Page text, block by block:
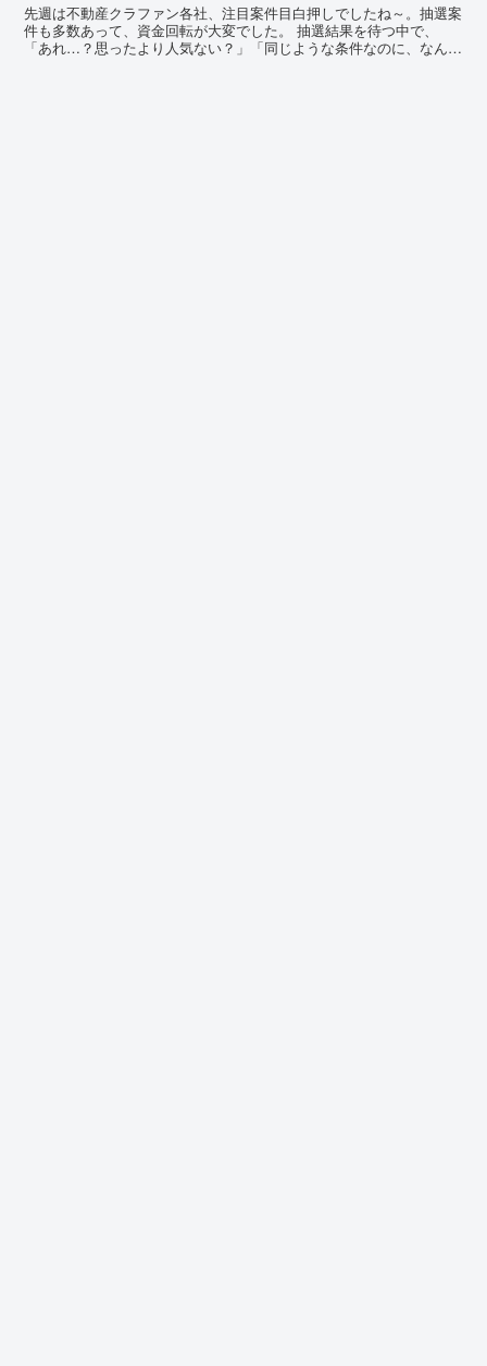
先週は不動産クラファン各社、注目案件目白押しでしたね～。抽選案
件も多数あって、資金回転が大変でした。 抽選結果を待つ中で、
「あれ…？思ったより人気ない？」「同じような条件なのに、なんで